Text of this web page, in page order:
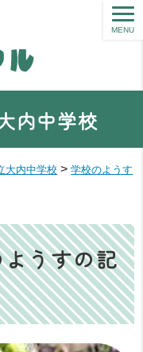
内中学校
MENU
大内中学校 >学校のようす
うすの記